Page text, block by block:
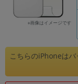
※画像はイメージです
こちらのiPhoneは
人気の検索ワード： Let's note
「スマートフォン」「タブレッ
シリーズ